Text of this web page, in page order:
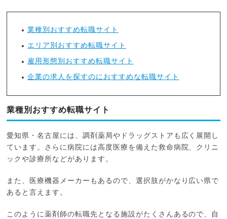
業種別おすすめ転職サイト
エリア別おすすめ転職サイト
雇用形態別おすすめ転職サイト
企業の求人を探すのにおすすめな転職サイト
業種別おすすめ転職サイト
愛知県・名古屋には、調剤薬局やドラッグストアも広く展開し
ています。さらに病院には高度医療を備えた救命病院、クリニ
ックや診療所などがあります。
また、医療機器メーカーもあるので、選択肢がかなり広い県で
あると言えます。
このように薬剤師の転職先となる施設がたくさんあるので、自